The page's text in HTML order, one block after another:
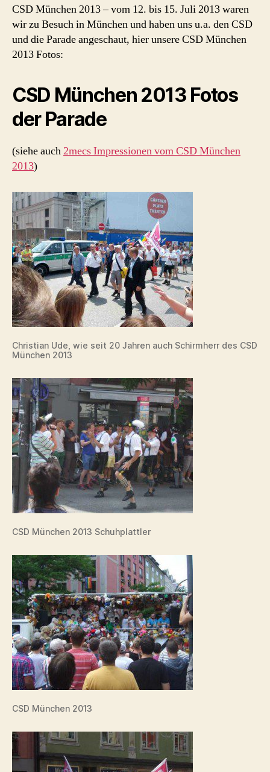
CSD München 2013 – vom 12. bis 15. Juli 2013 waren
wir zu Besuch in München und haben uns u.a. den CSD
und die Parade angeschaut, hier unsere CSD München
2013 Fotos:
CSD München 2013 Fotos
der Parade
(siehe auch2mecs Impressionen vom CSD München
2013)
Christian Ude, wie seit 20 Jahren auch Schirmherr des CSD
München 2013
CSD München 2013 Schuhplattler
CSD München 2013